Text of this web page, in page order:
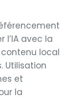
l’IA avec la
local
Utilisation
et
la